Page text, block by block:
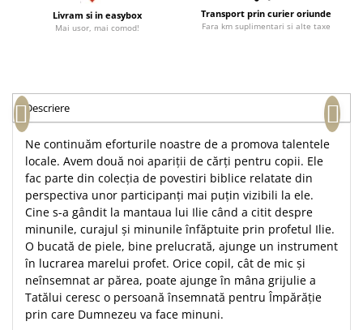
Alte studii
Enciclopedii
Literatura
Biografii
Eseuri
Marturii
Romane
Meditatii
Pedagogie
Poezii
Reviste
Sanatate
Tablouri din lemn
Sacoșă
Semne de carte
Set cadou
Statuete
Sticle apa
Suport pentru pahar
Tablouri
Tablouri canvas
Termos
Carti postale
Livram si in easybox
Mai usor, mai comod!
Transport prin curier oriunde
Fara km suplimentari si alte taxe
Descriere
Ne continuăm eforturile noastre de a promova talentele
locale. Avem două noi apariții de cărți pentru copii. Ele
fac parte din colecția de povestiri biblice relatate din
perspectiva unor participanți mai puțin vizibili la ele.
Cine s-a gândit la mantaua lui Ilie când a citit despre
minunile, curajul și minunile înfăptuite prin profetul Ilie.
O bucată de piele, bine prelucrată, ajunge un instrument
în lucrarea marelui profet. Orice copil, cât de mic și
neînsemnat ar părea, poate ajunge în mâna grijulie a
Tatălui ceresc o persoană însemnată pentru Împărăție
prin care Dumnezeu va face minuni.